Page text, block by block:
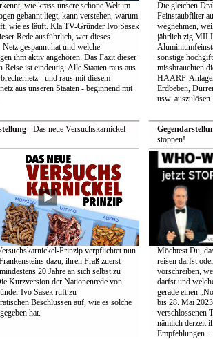
wie krass unsere schöne Welt im
gebannt liegt, kann verstehen, warum
wie es läuft. Kla.TV-Gründer Ivo Sasek
Rede ausführlich, wer dieses
gespannt hat und welche
ihm aktiv angehören. Das Fazit dieser
Reise ist eindeutig: Alle Staaten raus aus
- und raus mit diesem
aus unseren Staaten - beginnend mit
Die gleichen
Feinstaubfilter
wegnehmen,
jährlich zig
sonstige
missbrauchten
HAARP-
Erdbeben,
usw. auszulösen.
- Das neue Versuchskarnickel-
Prinzip verpflichtet nun
dazu, ihren Fraß zuerst
20 Jahre an sich selbst zu
Kurzversion der Nationenrede von
Ivo Sasek ruft zu
Beschlüssen auf, wie es solche
hat.
stoppen!
Möchtest Du,
reisen darfst
vorschreiben,
darfst und
gerade einen
bis 28. Mai
verschlossenen
nämlich derzeit
Empfehlungen ...